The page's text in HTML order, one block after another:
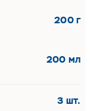
200 г
200 мл
3 шт.